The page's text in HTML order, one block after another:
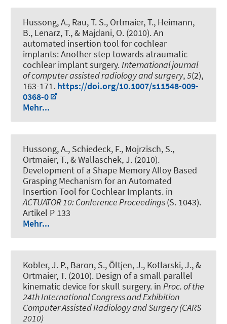
Hussong, A., Rau, T. S., Ortmaier, T., Heimann,
B., Lenarz, T., & Majdani, O. (2010).An
automated insertion tool for cochlear
implants: Another step towards atraumatic
cochlear implant surgery.International journal
of computer assisted radiology and surgery,5(2),
163-171. https://doi.org/10.1007/s11548-009-
0368-0
Mehr...
Hussong, A., Schiedeck, F., Mojrzisch, S.,
Ortmaier, T., & Wallaschek, J. (2010).
Development of a Shape Memory Alloy Based
Grasping Mechanism for an Automated
Insertion Tool for Cochlear Implants. in
ACTUATOR 10: Conference Proceedings(S. 1043).
Artikel P 133
Mehr...
Kobler, J. P., Baron, S., Öltjen, J., Kotlarski, J., &
Ortmaier, T. (2010). Design of a small parallel
kinematic device for skull surgery. in Proc. of the
24th International Congress and Exhibition
Computer Assisted Radiology and Surgery (CARS
2010)